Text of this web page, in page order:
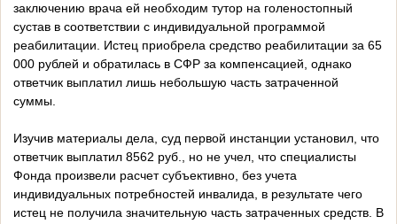
заключению врача ей необходим тутор на голеностопный
сустав в соответствии с индивидуальной программой
реабилитации. Истец приобрела средство реабилитации за 65
000 рублей и обратилась в СФР за компенсацией, однако
ответчик выплатил лишь небольшую часть затраченной
суммы.
Изучив материалы дела, суд первой инстанции установил, что
ответчик выплатил 8562 руб., но не учел, что специалисты
Фонда произвели расчет субъективно, без учета
индивидуальных потребностей инвалида, в результате чего
истец не получила значительную часть затраченных средств. В